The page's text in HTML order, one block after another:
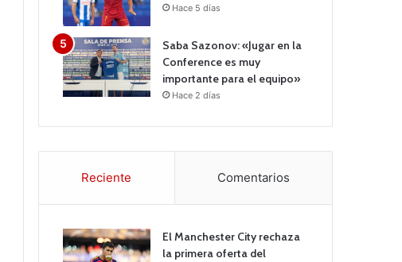
Hace 5 días
Saba Sazonov: «Jugar en la
Conference es muy
importante para el equipo»
Hace 2 días
Reciente Comentarios
El Manchester City rechaza
la primera oferta del